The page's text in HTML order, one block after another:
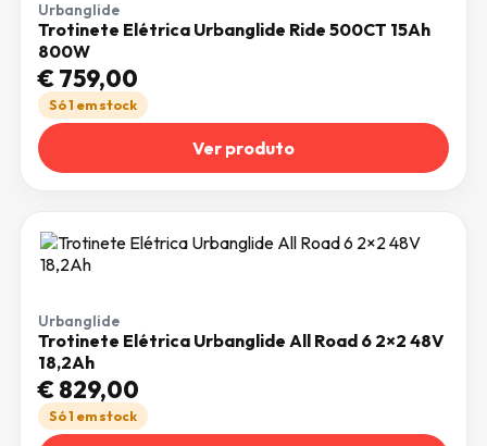
Urbanglide
Trotinete Elétrica Urbanglide Ride 500CT 15Ah
800W
€759,00
Só 1 em stock
Ver produto
Urbanglide
Trotinete Elétrica Urbanglide All Road 6 2×2 48V
18,2Ah
€829,00
Só 1 em stock